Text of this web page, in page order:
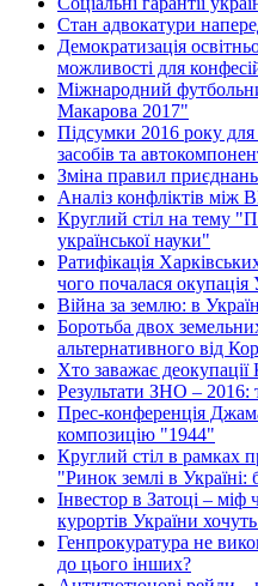
Стан адвокатури
Демократизація
можливості для
Міжнародний
Макарова 2017"
Підсумки 2016 року
засобів та
Зміна правил
Аналіз конфліктів
Круглий стіл на тему
української науки"
Ратифікація
чого почалася окупація
Війна за землю: в
Боротьба двох
альтернативного від
Хто заважає
Результати ЗНО – 2016:
Прес-конференція
композицію "1944"
Круглий стіл в
"Ринок землі в Україні:
Інвестор в Затоці –
курортів України
Генпрокуратура не
до цього інших?